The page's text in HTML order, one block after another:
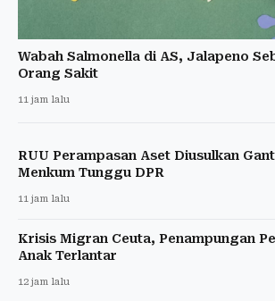
Wabah Salmonella di AS, Jalapeno
Orang Sakit
11 jam lalu
RUU Perampasan Aset Diusulkan
Menkum Tunggu DPR
11 jam lalu
Krisis Migran Ceuta, Penampungan
Anak Terlantar
12 jam lalu